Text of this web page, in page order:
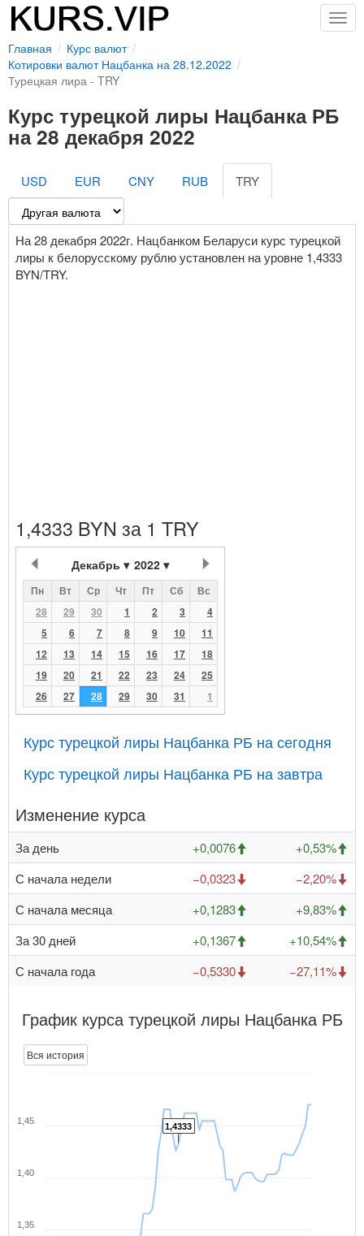
Главная
Курс валют
Котировки валют Нацбанка на 28.12.2022
Турецкая лира - TRY
Курс турецкой лиры Нацбанка РБ
на 28 декабря 2022
USD EUR CNY RUB TRY
На 28 декабря 2022г. Нацбанком Беларуси курс турецкой
лиры к белорусскому рублю установлен на уровне 1,4333
BYN/TRY.
1,4333 BYN за 1 TRY
Декабрь 2022
Пн Вт Ср Чт Пт Сб
Вс
28
29 30 1 2 3
4
5
6 7 8 9 10
11
12
13 14 15 16 17
18
19
20 21 22 23 24
25
26
27 28 29 30 31 1
Курс турецкой лиры Нацбанка РБ на сегодня
Курс турецкой лиры Нацбанка РБ на завтра
Изменение курса
За день +0,0076
+0,53%
С начала недели
−0,0323
−2,20%
С начала месяца
+0,1283
+9,83%
За 30 дней
+0,1367
+10,54%
С начала года
−0,5330 −27,11%
График курса турецкой лиры Нацбанка РБ
Вся история
1,4333
1,35
1,40
1,45